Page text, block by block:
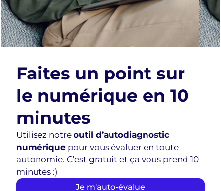
dérape, les
erreurs à
éviter :
utilisation,
confiance
aveugle,
sensibles
exposées…
Ce qui vous
attend en
2027, les
Faites un point sur
le numérique en 10
minutes
Utilisez notre outil d’autodiagnostic
numérique pour vous évaluer en toute
autonomie. C’est gratuit et ça vous prend 10
minutes :)
Je m'auto-évalue